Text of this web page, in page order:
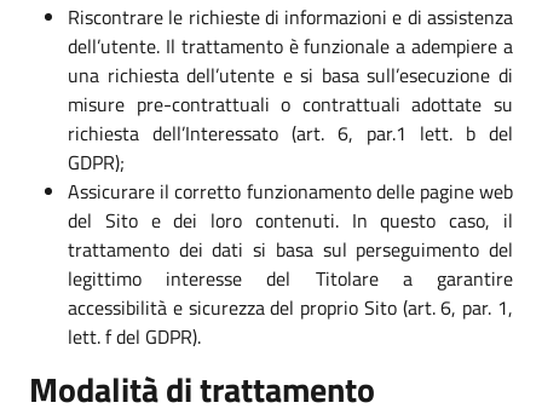
Riscontrare le richieste di informazioni e di assistenza
dell’utente. Il trattamento è funzionale a adempiere a
una richiesta dell’utente e si basa sull’esecuzione di
misure pre-contrattuali o contrattuali adottate su
richiesta dell’Interessato (art. 6, par.1 lett. b del
GDPR);
Assicurare il corretto funzionamento delle pagine web
del Sito e dei loro contenuti. In questo caso, il
trattamento dei dati si basa sul perseguimento del
legittimo interesse del Titolare a garantire
accessibilità e sicurezza del proprio Sito (art. 6, par. 1,
lett. f del GDPR).
Modalità di trattamento